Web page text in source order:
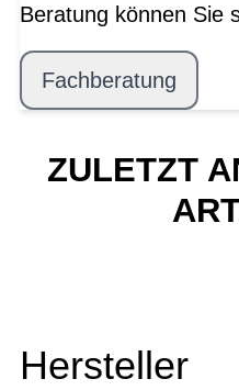
Beratung können Sie
Fachberatung
ZULETZT
Hersteller